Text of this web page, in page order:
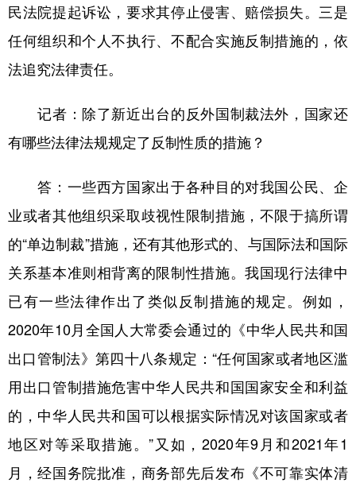
民法院提起诉讼，要求其停止侵害、赔偿损失。三是
任何组织和个人不执行、不配合实施反制措施的，依
法追究法律责任。
记者：除了新近出台的反外国制裁法外，国家还
有哪些法律法规规定了反制性质的措施？
答：一些西方国家出于各种目的对我国公民、企
业或者其他组织采取歧视性限制措施，不限于搞所谓
的“单边制裁”措施，还有其他形式的、与国际法和国际
关系基本准则相背离的限制性措施。我国现行法律中
已有一些法律作出了类似反制措施的规定。例如，
2020年10月全国人大常委会通过的《中华人民共和国
出口管制法》第四十八条规定：“任何国家或者地区滥
用出口管制措施危害中华人民共和国国家安全和利益
的，中华人民共和国可以根据实际情况对该国家或者
地区对等采取措施。”又如，2020年9月和2021年1
月，经国务院批准，商务部先后发布《不可靠实体清